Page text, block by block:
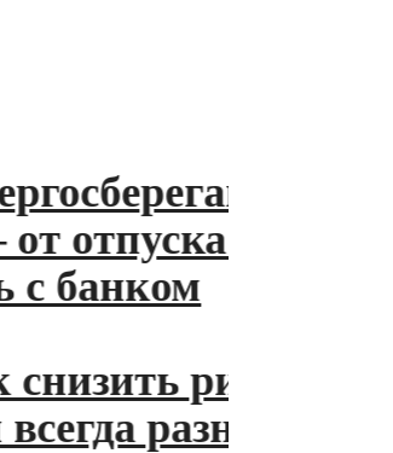
до пенсии
банком
риски
разные